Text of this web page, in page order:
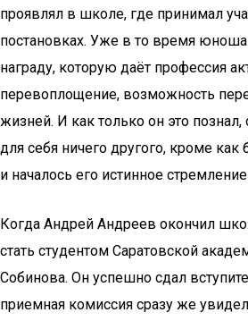
проявлял в школе, где принимал
постановках. Уже в то время
награду, которую даёт профессия
перевоплощение, возможность
жизней. И как только он это познал,
для себя ничего другого, кроме как
и началось его истинное
Когда Андрей Андреев окончил
стать студентом Саратовской
Собинова. Он успешно сдал
приемная комиссия сразу же